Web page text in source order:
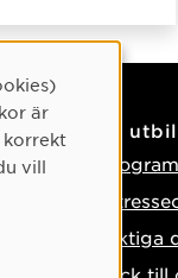
På
Viktiga
är
korrekt
vill